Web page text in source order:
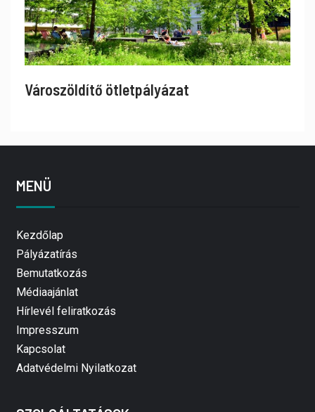
Városzöldítő ötletpályázat
MENÜ
Kezdőlap
Pályázatírás
Bemutatkozás
Médiaajánlat
Hírlevél feliratkozás
Impresszum
Kapcsolat
Adatvédelmi Nyilatkozat